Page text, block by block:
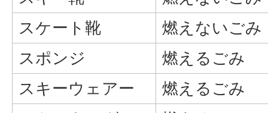
スケート靴
燃えないごみ
スポンジ
燃えるごみ
スキーウェアー
燃えるごみ